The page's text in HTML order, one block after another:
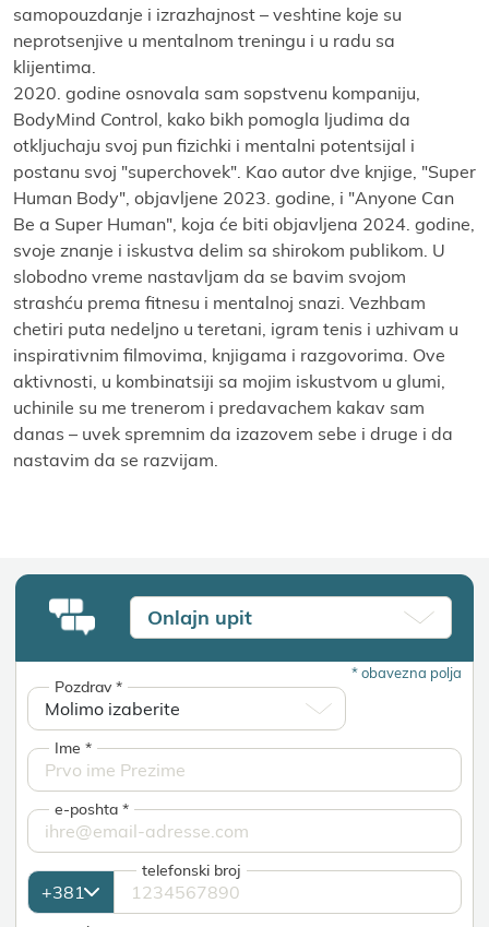
samopouzdanje i izrazhaјnost – veshtine koјe su
neprotsenjive u mentalnom treningu i u radu sa
kliјentima.
2020. godine osnovala sam sopstvenu kompaniјu,
BodyMind Control, kako bikh pomogla ljudima da
otkljuchaјu svoј pun fizichki i mentalni potentsiјal i
postanu svoј "superchovek". Kao autor dve knjige, "Super
Human Body", obјavljene 2023. godine, i "Anyone Can
Be a Super Human", koјa će biti obјavljena 2024. godine,
svoјe znanje i iskustva delim sa shirokom publikom. U
slobodno vreme nastavljam da se bavim svoјom
strashću prema fitnesu i mentalnoј snazi. Vezhbam
chetiri puta nedeljno u teretani, igram tenis i uzhivam u
inspirativnim filmovima, knjigama i razgovorima. Ove
aktivnosti, u kombinatsiјi sa moјim iskustvom u glumi,
uchinile su me trenerom i predavachem kakav sam
danas – uvek spremnim da izazovem sebe i druge i da
nastavim da se razviјam.
Onlaјn upit
*obavezna polja
Pozdrav*
Ime*
e-poshta*
telefonski broј